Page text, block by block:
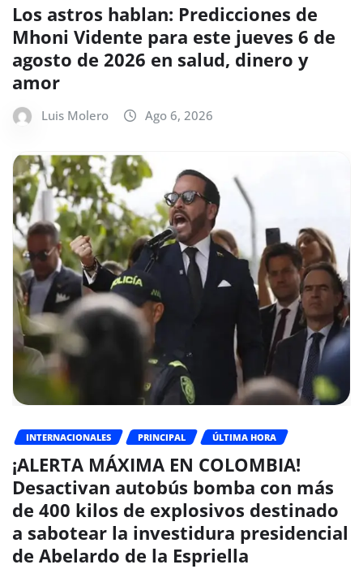
Los astros hablan: Predicciones de
Mhoni Vidente para este jueves 6 de
agosto de 2026 en salud, dinero y
amor
Luis Molero Ago 6, 2026
INTERNACIONALES PRINCIPAL ÚLTIMA HORA
¡ALERTA MÁXIMA EN COLOMBIA!
Desactivan autobús bomba con más
de 400 kilos de explosivos destinado
a sabotear la investidura presidencial
de Abelardo de la Espriella